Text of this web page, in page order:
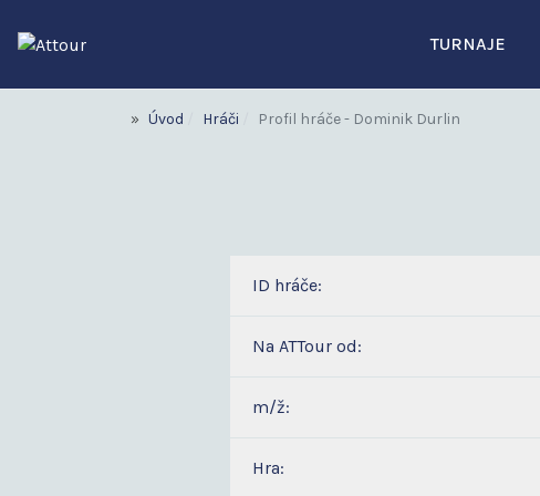
TURNAJE
Úvod Hráči Profil hráče - Dominik Durlin
ID hráče:
Na ATTour od:
m/ž:
Hra: